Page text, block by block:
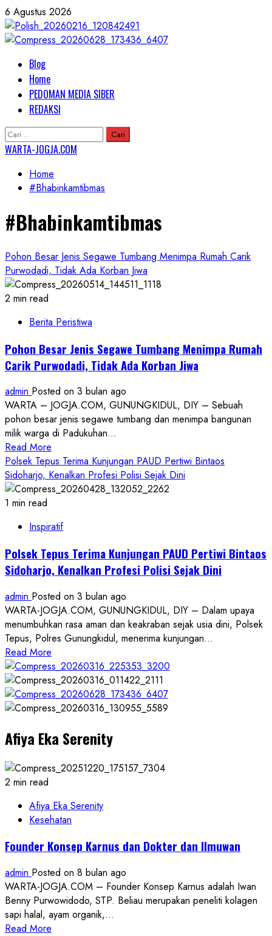
Skip
to
content
6 Agustus 2026
Primary
Menu
Blog
Home
PEDOMAN MEDIA SIBER
REDAKSI
Cari
untuk:
WARTA-JOGJA.COM
Home
#Bhabinkamtibmas
#Bhabinkamtibmas
Pohon Besar Jenis Segawe Tumbang Menimpa Rumah Carik
Purwodadi, Tidak Ada Korban Jiwa
2 min read
Berita Peristiwa
Pohon Besar Jenis Segawe Tumbang Menimpa Rumah
Carik Purwodadi, Tidak Ada Korban Jiwa
admin Posted on 3 bulan ago
WARTA – JOGJA.COM, GUNUNGKIDUL, DIY – Sebuah
pohon besar jenis segawe tumbang dan menimpa bangunan
milik warga di Padukuhan...
Read More
more
about
Pohon
Segawe
Menimpa
Rumah
Purwodadi,
Tidak
Ada
Korban
Jiwa
Polsek Tepus Terima Kunjungan PAUD Pertiwi Bintaos
Sidoharjo, Kenalkan Profesi Polisi Sejak Dini
1 min read
Inspiratif
Polsek Tepus Terima Kunjungan PAUD Pertiwi Bintaos
Sidoharjo, Kenalkan Profesi Polisi Sejak Dini
admin Posted on 3 bulan ago
WARTA-JOGJA.COM, GUNUNGKIDUL, DIY – Dalam upaya
menumbuhkan rasa aman dan keakraban sejak usia dini, Polsek
Tepus, Polres Gunungkidul, menerima kunjungan...
Read More
more
about
Polsek
Tepus
Kunjungan
PAUD
Pertiwi
Bintaos
Kenalkan
Profesi
Sejak
Afiya Eka Serenity
2 min read
Afiya Eka Serenity
Kesehatan
Founder Konsep Karnus dan Dokter dan Ilmuwan
admin Posted on 8 bulan ago
WARTA-JOGJA.COM – Founder Konsep Karnus adalah Iwan
Benny Purwowidodo, STP. Beliau merupakan peneliti kolagen
sapi halal, ayam organik,...
Read More